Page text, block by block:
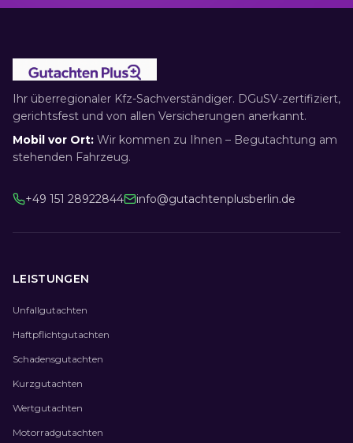
Ihr überregionaler Kfz-Sachverständiger. DGuSV-zertifiziert,
gerichtsfest und von allen Versicherungen anerkannt.
Mobil vor Ort: Wir kommen zu Ihnen – Begutachtung am
stehenden Fahrzeug.
+49 151 28922844 info@gutachtenplusberlin.de
LEISTUNGEN
Unfallgutachten
Haftpflichtgutachten
Schadensgutachten
Kurzgutachten
Wertgutachten
Motorradgutachten